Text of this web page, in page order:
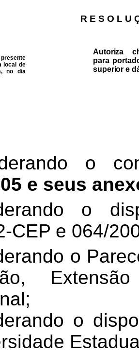
R E S O L U
local de
no dia
Autoriza
para
superior e
o
e seus
o
CEP e 064/
o
o